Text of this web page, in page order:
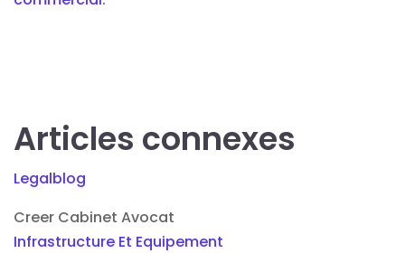
Articles connexes
Legalblog
Creer Cabinet Avocat
Infrastructure Et Equipement